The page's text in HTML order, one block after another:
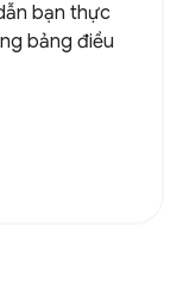
bạn thực
bảng điều